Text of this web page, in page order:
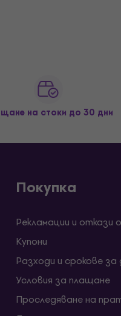
на стоки до 30 дни
Покупка
Рекламации и откази
Kупони
Разходи и срокове
Условия за плащане
Проследяване на